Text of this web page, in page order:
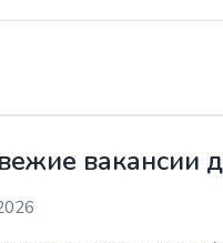
вакансии